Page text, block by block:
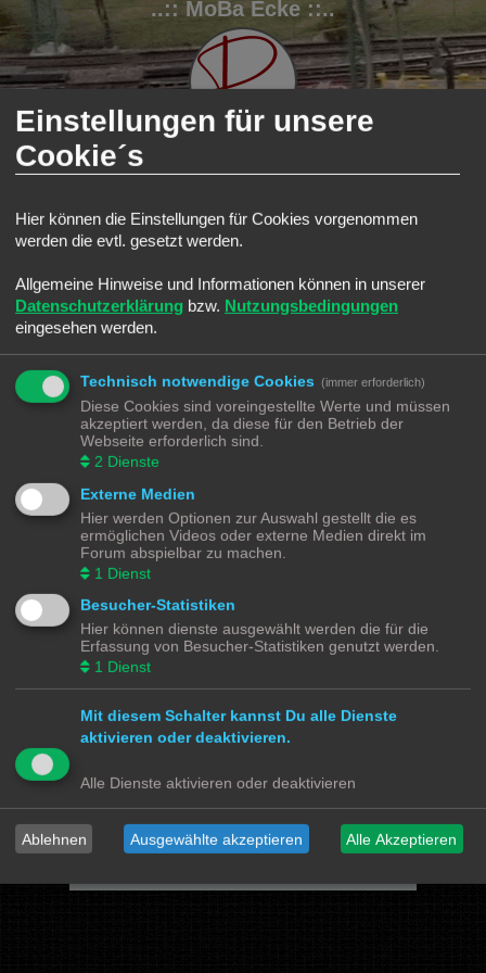
..:: MoBa Ecke ::..
FAQ Registrieren
Modellbahnforum Forum
Alle Cookies löschen
Bist du dir sicher, dass du alle Cookies des Boards löschen möchtest?
Modellbahnforum Forum Alle Zeiten sindUTC+02:00
Powered by phpBB® Forum Software © phpBB Limited
Deutsche Übersetzung durchphpBB.de
Datenschutz| Nutzungsbedingungen
Webseiten
Das Mittelleiter Magazin
Olli's Modellbahn Seite
Von Klockenstedt über Bürenwerder nach Klingsiel
Social Media
Bimm MOBA TV <- YouTube
lenasmodellbahn <- Instagram
Länderbahnzeit im Modell <- Facebook
mo87.de Infos und News zur H0 Straßenfahrzeuge
Hamburger Hochbahn Modelle
Einstellungen für unsere
Cookie´s
Hier können die Einstellungen für Cookies vorgenommen
werden die evtl. gesetzt werden.
Allgemeine Hinweise und Informationen können in unserer
Datenschutzerklärung bzw. Nutzungsbedingungen
eingesehen werden.
Technisch notwendige Cookies (immer erforderlich)
Diese Cookies sind voreingestellte Werte und müssen
akzeptiert werden, da diese für den Betrieb der
Webseite erforderlich sind.
2 Dienste
Externe Medien
Hier werden Optionen zur Auswahl gestellt die es
ermöglichen Videos oder externe Medien direkt im
Forum abspielbar zu machen.
1 Dienst
Besucher-Statistiken
Hier können dienste ausgewählt werden die für die
Erfassung von Besucher-Statistiken genutzt werden.
1 Dienst
Mit diesem Schalter kannst Du alle Dienste
aktivieren oder deaktivieren.
Alle Dienste aktivieren oder deaktivieren
Ablehnen Ausgewählte akzeptieren Alle Akzeptieren